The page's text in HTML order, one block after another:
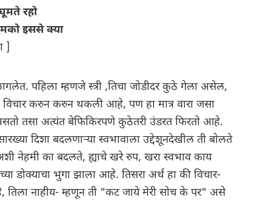
रहो
इससे क्या
पहिला म्हणजे स्त्री ,तिचा जोडीदर कुठे गेला असेल,
करुन करुन थकली आहे, पण हा मात्र वारा जसा
तसा अत्यंत बेफिकिरपणे कुठेतरी उंडरत फिरतो आहे.
दिशा बदलणाऱ्या स्वभावाला उद्देशूनदेखील ती बोलते
अशी नेहमी का बदलते, ह्याचे खरे रुप, खरा स्वभाव काय
डोक्याचा भुगा झाला आहे. तिसरा अर्थ हा की विचार-
तिला नाहीय- म्हणून ती "कट जाये मेरी सोच के पर" असे